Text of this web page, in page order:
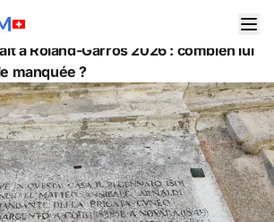
de Patrimoine
à Roland-Garros 2026 : combien lui
manquée ?